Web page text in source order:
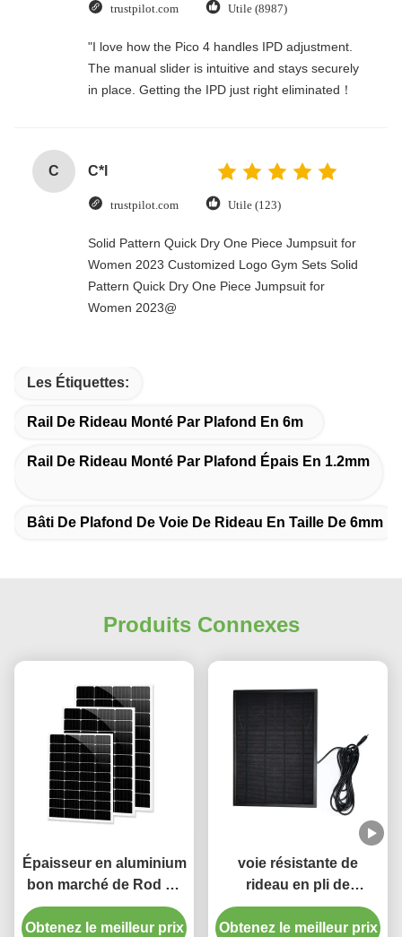
trustpilot.com Utile (8987)
"I love how the Pico 4 handles IPD adjustment.
The manual slider is intuitive and stays securely
in place. Getting the IPD just right eliminated！
C C*l
trustpilot.com Utile (123)
Solid Pattern Quick Dry One Piece Jumpsuit for
Women 2023 Customized Logo Gym Sets Solid
Pattern Quick Dry One Piece Jumpsuit for
Women 2023@
Les Étiquettes:
Rail De Rideau Monté Par Plafond En 6m
Rail De Rideau Monté Par Plafond Épais En 1.2mm
Bâti De Plafond De Voie De Rideau En Taille De 6mm
Produits Connexes
Épaisseur en aluminium
bon marché de Rod de
rideau en prix 28mm
1.2mm avec la finale en
Obtenez le meilleur prix
voie résistante de
rideau en pli de
pincement de rail de
rideau en épaisseur
Obtenez le meilleur prix